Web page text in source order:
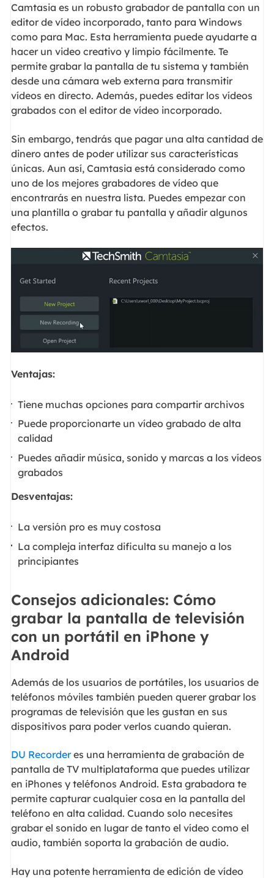
Camtasia es un robusto grabador de pantalla con un
editor de vídeo incorporado, tanto para Windows
como para Mac. Esta herramienta puede ayudarte a
hacer un video creativo y limpio fácilmente. Te
permite grabar la pantalla de tu sistema y también
desde una cámara web externa para transmitir
vídeos en directo. Además, puedes editar los vídeos
grabados con el editor de vídeo incorporado.
Sin embargo, tendrás que pagar una alta cantidad de
dinero antes de poder utilizar sus características
únicas. Aun así, Camtasia está considerado como
uno de los mejores grabadores de vídeo que
encontrarás en nuestra lista. Puedes empezar con
una plantilla o grabar tu pantalla y añadir algunos
efectos.
Ventajas:
Tiene muchas opciones para compartir archivos
Puede proporcionarte un vídeo grabado de alta
calidad
Puedes añadir música, sonido y marcas a los vídeos
grabados
Desventajas:
La versión pro es muy costosa
La compleja interfaz dificulta su manejo a los
principiantes
Consejos adicionales: Cómo
grabar la pantalla de televisión
con un portátil en iPhone y
Android
Además de los usuarios de portátiles, los usuarios de
teléfonos móviles también pueden querer grabar los
programas de televisión que les gustan en sus
dispositivos para poder verlos cuando quieran.
DU Recorderes una herramienta de grabación de
pantalla de TV multiplataforma que puedes utilizar
en iPhones y teléfonos Android. Esta grabadora te
permite capturar cualquier cosa en la pantalla del
teléfono en alta calidad. Cuando solo necesites
grabar el sonido en lugar de tanto el vídeo como el
audio, también soporta la grabación de audio.
Hay una potente herramienta de edición de vídeo